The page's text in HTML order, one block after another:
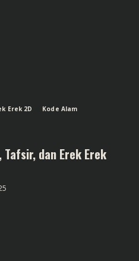
Erek 2D
Kode Alam
dan Erek Erek